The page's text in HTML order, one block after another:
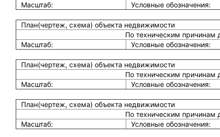
Масштаб:
Условные обозначения:
План(чертеж, схема) объекта недвижимости
По техническим причинам
Масштаб:
Условные обозначения:
План(чертеж, схема) объекта недвижимости
По техническим причинам
Масштаб:
Условные обозначения:
План(чертеж, схема) объекта недвижимости
По техническим причинам
Масштаб:
Условные обозначения: